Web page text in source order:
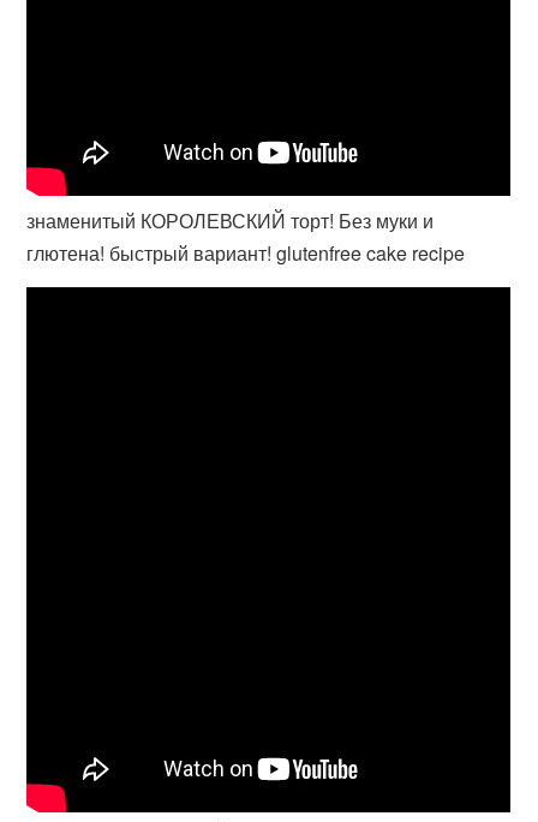
знаменитый КОРОЛЕВСКИЙ торт! Без муки и
глютена! быстрый вариант! glutenfree cake recipe